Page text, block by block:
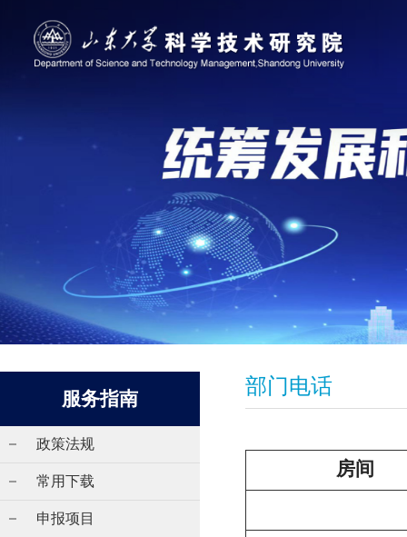
服务指南
政策法规
常用下载
申报项目
部门电话
房间